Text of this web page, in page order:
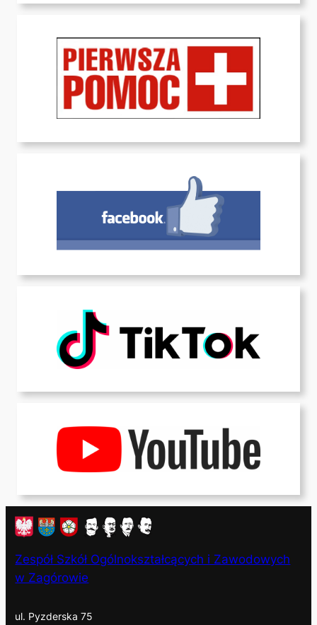
Zespół Szkół Ogólnokształcących i Zawodowych
w Zagórowie
ul. Pyzderska 75